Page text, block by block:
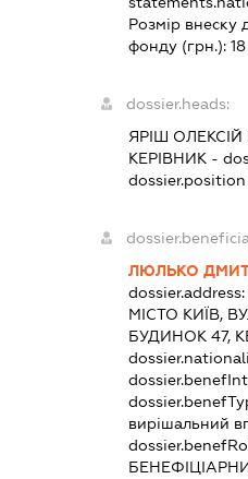
Розмір внеску
фонду (грн.):
dossier.heads:
ЯРІШ
КЕРІВНИК-
ЛЮЛЬКО
dossier.address:
МІСТО КИЇВ,
БУДИНОК 47,
вирішальний